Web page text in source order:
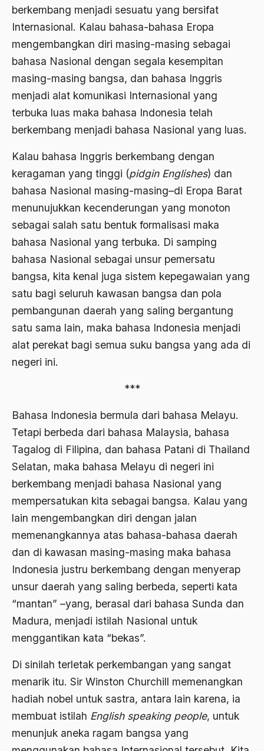
berkembang menjadi sesuatu yang bersifat
Internasional. Kalau bahasa-bahasa Eropa
mengembangkan diri masing-masing sebagai
bahasa Nasional dengan segala kesempitan
masing-masing bangsa, dan bahasa Inggris
menjadi alat komunikasi Internasional yang
terbuka luas maka bahasa Indonesia telah
berkembang menjadi bahasa Nasional yang luas.
Kalau bahasa Inggris berkembang dengan
keragaman yang tinggi (pidgin Englishes) dan
bahasa Nasional masing-masing–di Eropa Barat
menunujukkan kecenderungan yang monoton
sebagai salah satu bentuk formalisasi maka
bahasa Nasional yang terbuka. Di samping
bahasa Nasional sebagai unsur pemersatu
bangsa, kita kenal juga sistem kepegawaian yang
satu bagi seluruh kawasan bangsa dan pola
pembangunan daerah yang saling bergantung
satu sama lain, maka bahasa Indonesia menjadi
alat perekat bagi semua suku bangsa yang ada di
negeri ini.
***
Bahasa Indonesia bermula dari bahasa Melayu.
Tetapi berbeda dari bahasa Malaysia, bahasa
Tagalog di Filipina, dan bahasa Patani di Thailand
Selatan, maka bahasa Melayu di negeri ini
berkembang menjadi bahasa Nasional yang
mempersatukan kita sebagai bangsa. Kalau yang
lain mengembangkan diri dengan jalan
memenangkannya atas bahasa-bahasa daerah
dan di kawasan masing-masing maka bahasa
Indonesia justru berkembang dengan menyerap
unsur daerah yang saling berbeda, seperti kata
“mantan” –yang, berasal dari bahasa Sunda dan
Madura, menjadi istilah Nasional untuk
menggantikan kata “bekas”.
Di sinilah terletak perkembangan yang sangat
menarik itu. Sir Winston Churchill memenangkan
hadiah nobel untuk sastra, antara lain karena, ia
membuat istilah English speaking people, untuk
menunjuk aneka ragam bangsa yang
1998
1997
1996
1995
1994
1993
1991
1990
1989
1988
1986
1985
1983
1982
1980
1979
1978
1976
1975
1973
1972
Abu Sangkan
Abu Zayd
Ad-daulah
Adagium
Adat Ngada
Adat Pra-Islam
Adat Siri
Adi Sasono
Adil dan Makmur
Adipati Unus
Administrasi Negara
Adnan Buyung Nasution
Adopsi
Advisors
Aera-Europa
Afganistan
Afiliasi Kultural
Afrika
Afrika utara
agama
Agama & Negara
Agama Asli
Agama Asli Indonesia
Agama dan Negara
Agama dan negaraa
Agama dan Pemerintah
Agama dan Politik
Agama dan Praktis